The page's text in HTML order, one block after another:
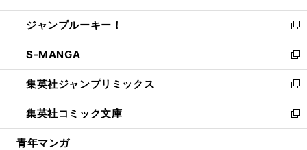
開
く
ウ
で
開
く
ン
ド
ウ
で
開
く
ウ
ィ
ン
ド
ウ
で
開
く
し
い
ウ
ィ
ン
ド
ウ
で
開
ジャンプルーキー！
新
し
い
ウ
ィ
ン
ド
ウ
S-MANGA
新
し
い
ウ
ィ
ン
集英社ジャンプリミックス
新
し
い
ウ
集英社コミック文庫
新
し
青年マンガ